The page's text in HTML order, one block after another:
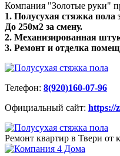
Компания "Золотые руки"
1. Полусухая стяжка пола
До 250м2 за смену.
2. Механизированная
3. Ремонт и отделка
Телефон: 8(920)160-07-96
Официальный сайт: https://
Ремонт квартир в Твери от